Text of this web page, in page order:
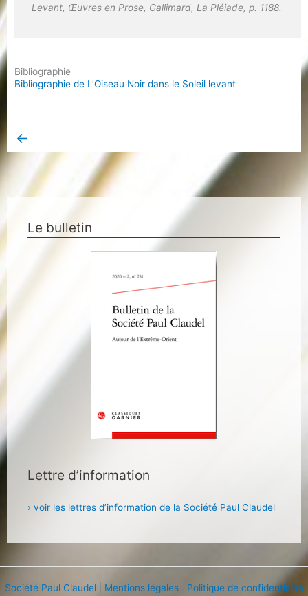
Levant, Œuvres en Prose, Gallimard, La Pléiade, p. 1188.
Bibliographie
Bibliographie de L’Oiseau Noir dans le Soleil levant
←
Le bulletin
Lettre d’information
› voir les lettres d’information de la Société Paul Claudel
Société Paul Claudel| Mentions légales| Politique de confidentialité